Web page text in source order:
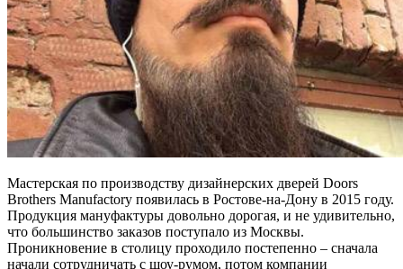
Мастерская по производству дизайнерских дверей Doors
Brothers Manufactory появилась в Ростове-на-Дону в 2015 году.
Продукция мануфактуры довольно дорогая, и не удивительно,
что большинство заказов поступало из Москвы.
Проникновение в столицу проходило постепенно – сначала
начали сотрудничать с шоу-румом, потом компании